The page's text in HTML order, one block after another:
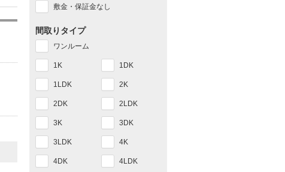
敷金・保証金なし
間取りタイプ
ワンルーム
1K 1DK
1LDK 2K
2DK 2LDK
3K 3DK
3LDK 4K
4DK 4LDK